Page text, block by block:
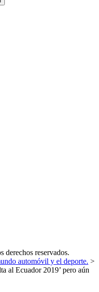
derechos reservados.
automóvil y el deporte. >
al Ecuador 2019’ pero aún